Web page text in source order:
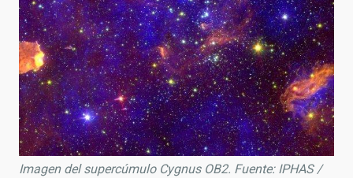
Imagen del supercúmulo Cygnus OB2. Fuente: IPHAS /